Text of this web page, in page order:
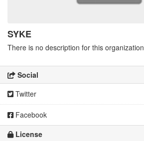
SYKE
There is no description for this organization
Social
Twitter
Facebook
License